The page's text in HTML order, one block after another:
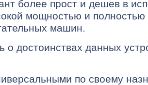
более прост и дешев в
мощностью и полностью
машин.
о достоинствах данных
по своему